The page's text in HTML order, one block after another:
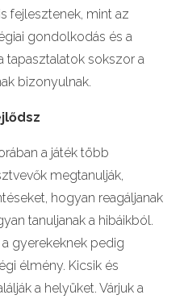
fejlesztenek, mint az
gondolkodás és a
tapasztalatok sokszor a
bizonyulnak.
a játék több
megtanulják,
hogyan reagáljanak
tanuljanak a hibáikból.
gyerekeknek pedig
élmény. Kicsik és
a helyüket. Várjuk a